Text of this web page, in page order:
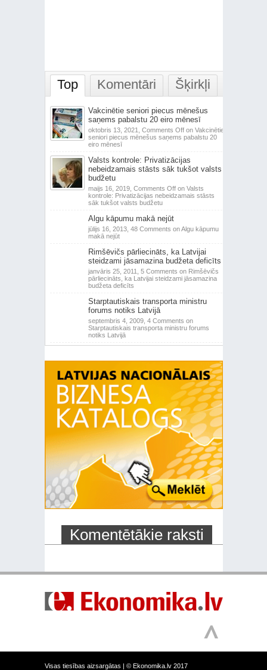
Top Komentāri Šķirkļi
Vakcinētie seniori piecus mēnešus
saņems pabalstu 20 eiro mēnesī
oktobris 13, 2021, Comments Offon Vakcinētie
seniori piecus mēnešus saņems pabalstu 20
eiro mēnesī
Valsts kontrole: Privatizācijas
nebeidzamais stāsts sāk tukšot valsts
budžetu
maijs 16, 2019, Comments Offon Valsts
kontrole: Privatizācijas nebeidzamais stāsts
sāk tukšot valsts budžetu
Algu kāpumu makā nejūt
jūlijs 16, 2013, 48 Comments on Algu kāpumu
makā nejūt
Rimšēvičs pārliecināts, ka Latvijai
steidzami jāsamazina budžeta deficīts
janvāris 25, 2011, 5 Comments on Rimšēvičs
pārliecināts, ka Latvijai steidzami jāsamazina
budžeta deficīts
Starptautiskais transporta ministru
forums notiks Latvijā
septembris 4, 2009, 4 Comments on
Starptautiskais transporta ministru forums
notiks Latvijā
Komentētākie raksti
Visas tiesības aizsargātas | © Ekonomika.lv 2017